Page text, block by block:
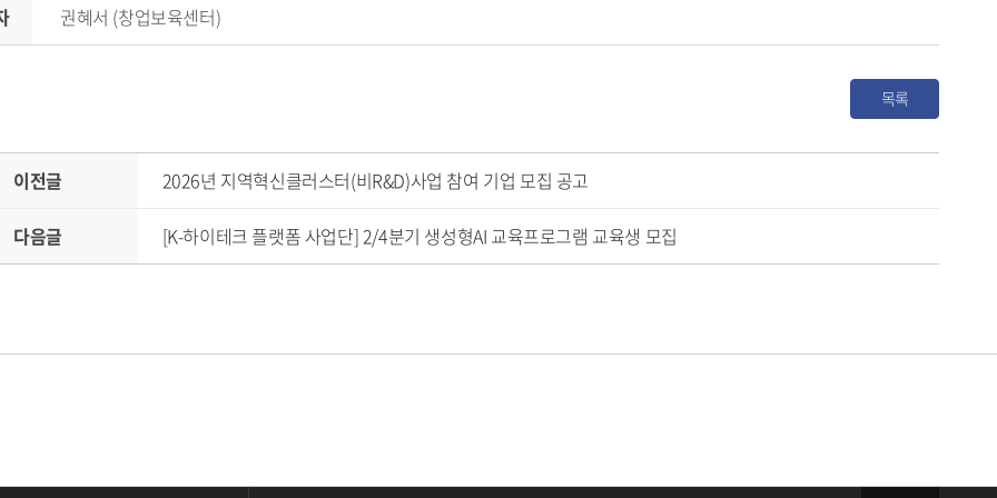
권혜서 (창업보육센터)
목록
이전글 2026년 지역혁신클러스터(비R&D)사업 참여 기업 모집 공고
다음글 [K-하이테크 플랫폼 사업단] 2/4분기 생성형AI 교육프로그램 교육생 모집